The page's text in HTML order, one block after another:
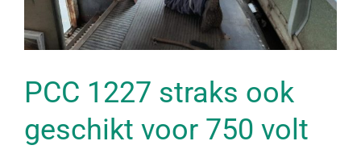
PCC 1227 straks ook
geschikt voor 750 volt